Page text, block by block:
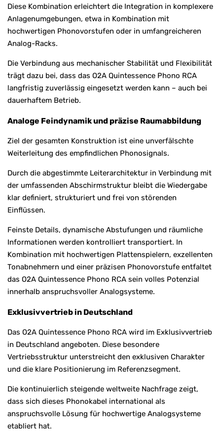
Diese Kombination erleichtert die Integration in komplexere
Anlagenumgebungen, etwa in Kombination mit
hochwertigen Phonovorstufen oder in umfangreicheren
Analog-Racks.
Die Verbindung aus mechanischer Stabilität und Flexibilität
trägt dazu bei, dass das O2A Quintessence Phono RCA
langfristig zuverlässig eingesetzt werden kann – auch bei
dauerhaftem Betrieb.
Analoge Feindynamik und präzise Raumabbildung
Ziel der gesamten Konstruktion ist eine unverfälschte
Weiterleitung des empfindlichen Phonosignals.
Durch die abgestimmte Leiterarchitektur in Verbindung mit
der umfassenden Abschirmstruktur bleibt die Wiedergabe
klar definiert, strukturiert und frei von störenden
Einflüssen.
Feinste Details, dynamische Abstufungen und räumliche
Informationen werden kontrolliert transportiert. In
Kombination mit hochwertigen Plattenspielern, exzellenten
Tonabnehmern und einer präzisen Phonovorstufe entfaltet
das O2A Quintessence Phono RCA sein volles Potenzial
innerhalb anspruchsvoller Analogsysteme.
Exklusivvertrieb in Deutschland
Das O2A Quintessence Phono RCA wird im Exklusivvertrieb
in Deutschland angeboten. Diese besondere
Vertriebsstruktur unterstreicht den exklusiven Charakter
und die klare Positionierung im Referenzsegment.
Die kontinuierlich steigende weltweite Nachfrage zeigt,
dass sich dieses Phonokabel international als
anspruchsvolle Lösung für hochwertige Analogsysteme
etabliert hat.